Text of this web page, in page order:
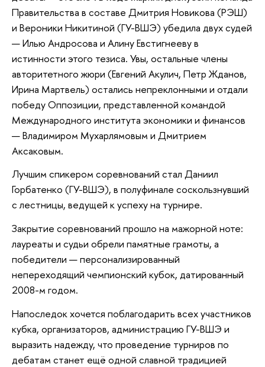
Правительства в составе Дмитрия Новикова (РЭШ)
и Вероники Никитиной (ГУ-ВШЭ) убедила двух судей
— Илью Андросова и Алину Евстигнееву в
истинности этого тезиса. Увы, остальные члены
авторитетного жюри (Евгений Акулич, Петр Жданов,
Ирина Мартвель) остались непреклонными и отдали
победу Оппозиции, представленной командой
Международного института экономики и финансов
— Владимиром Мухарлямовым и Дмитрием
Аксаковым.
Лучшим спикером соревнований стал Даниил
Горбатенко (ГУ-ВШЭ), в полуфинале соскользнувший
с лестницы, ведущей к успеху на турнире.
Закрытие соревнований прошло на мажорной ноте:
лауреаты и судьи обрели памятные грамоты, а
победители — персонализированный
непереходящий чемпионский кубок, датированный
2008-м годом.
Напоследок хочется поблагодарить всех участников
кубка, организаторов, администрацию ГУ-ВШЭ и
выразить надежду, что проведение турниров по
дебатам станет ещё одной славной традицией